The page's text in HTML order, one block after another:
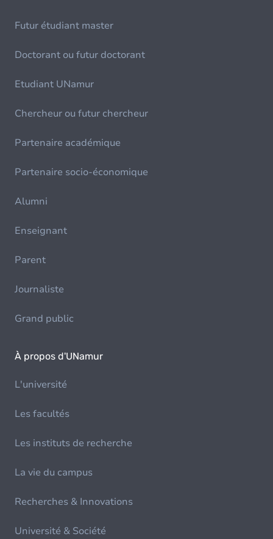
Futur étudiant master
Doctorant ou futur doctorant
Etudiant UNamur
Chercheur ou futur chercheur
Partenaire académique
Partenaire socio-économique
Alumni
Enseignant
Parent
Journaliste
Grand public
À propos d'UNamur
L'université
Les facultés
Les instituts de recherche
La vie du campus
Recherches & Innovations
Université & Société